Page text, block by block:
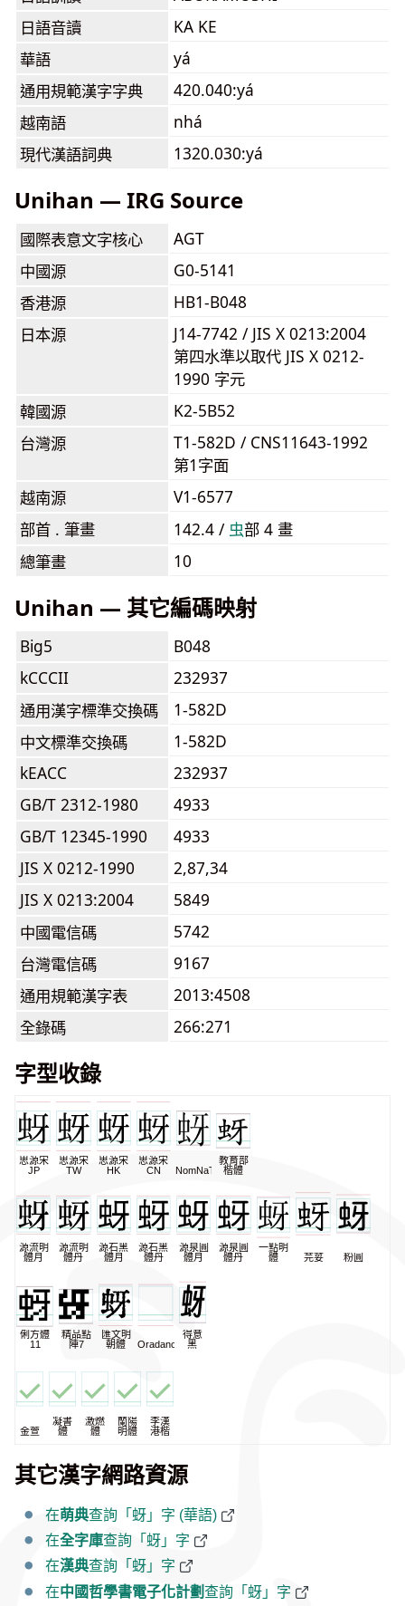
日語音讀
KA KE
華語
yá
通用規範漢字字典
420.040:yá
越南語
nhá
現代漢語詞典
1320.030:yá
Unihan — IRG Source
國際表意文字核心
AGT
中國源
G0-5141
香港源
HB1-B048
日本源
J14-7742 / JIS X 0213:2004
第四水準以取代 JIS X 0212-
1990 字元
韓國源
K2-5B52
台灣源
T1-582D / CNS11643-1992
第1字面
越南源
V1-6577
部首 . 筆畫
142.4 / ⾍部 4 畫
總筆畫
10
Unihan — 其它編碼映射
Big5
B048
kCCCII
232937
通用漢字標準交換碼
1-582D
中文標準交換碼
1-582D
kEACC
232937
GB/T 2312-1980
4933
GB/T 12345-1990
4933
JIS X 0212-1990
2,87,34
JIS X 0213:2004
5849
中國電信碼
5742
台灣電信碼
9167
通用規範漢字表
2013:4508
全錄碼
266:271
字型收錄
思源宋
JP
思源宋
TW
思源宋
HK
思源宋
CN
NomNaTong
教育部
楷體
源流明
體月
源流明
體丹
源石黑
體月
源石黑
體丹
源泉圓
體月
源泉圓
體丹
一點明
體
芫荽 粉圓
俐方體
11
精品點
陣7
匯文明
朝體
Oradano
得意
黑
金萱
凝書
體
激燃
體
蘭陽
明體
李漢
港楷
其它漢字網路資源
在萌典查詢「蚜」字 (華語)
在全字庫查詢「蚜」字
在漢典查詢「蚜」字
在中國哲學書電子化計劃查詢「蚜」字